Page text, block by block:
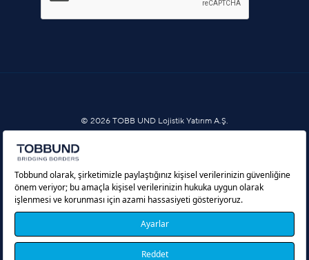
© 2026 TOBB UND Lojistik Yatırım A.Ş.
Çerez Politikası
Kişisel Verilerin Korunması